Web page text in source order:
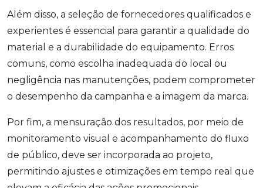
Além disso, a seleção de fornecedores qualificados e
experientes é essencial para garantir a qualidade do
material e a durabilidade do equipamento. Erros
comuns, como escolha inadequada do local ou
negligência nas manutenções, podem comprometer
o desempenho da campanha e a imagem da marca.
Por fim, a mensuração dos resultados, por meio de
monitoramento visual e acompanhamento do fluxo
de público, deve ser incorporada ao projeto,
permitindo ajustes e otimizações em tempo real que